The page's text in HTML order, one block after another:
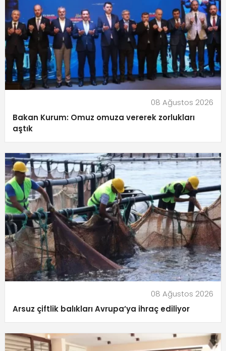
08 Ağustos 2026
Bakan Kurum: Omuz omuza vererek zorlukları
aştık
08 Ağustos 2026
Arsuz çiftlik balıkları Avrupa’ya ihraç ediliyor